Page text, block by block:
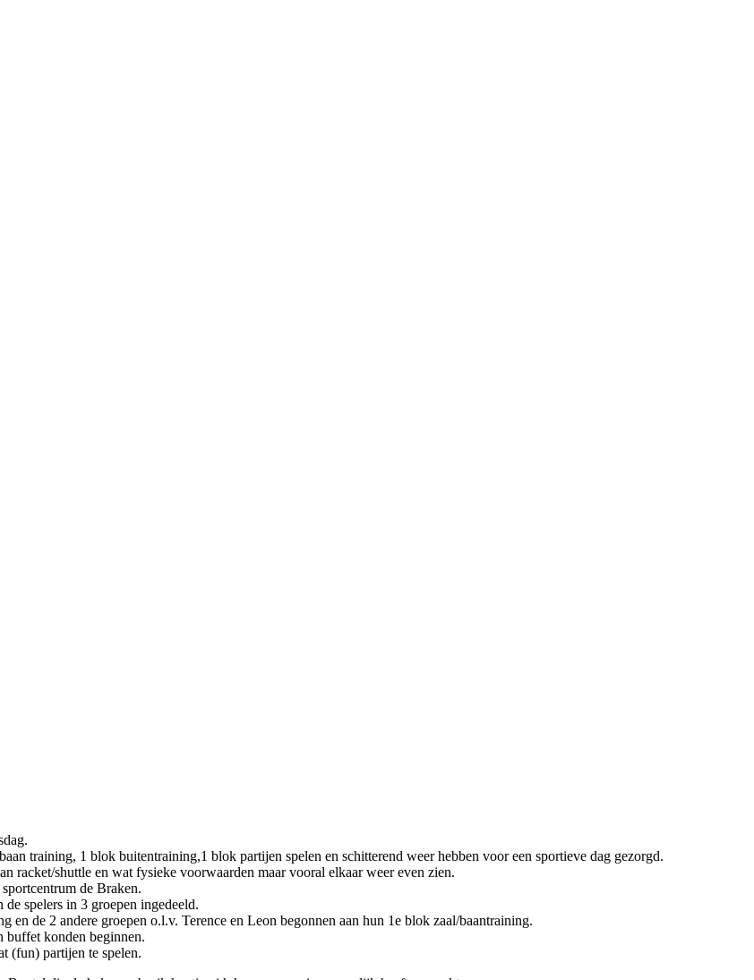
training, 1 blok buitentraining,1 blok partijen spelen en schitterend weer hebben voor een sportieve dag gezorgd.
racket/shuttle en wat fysieke voorwaarden maar vooral elkaar weer even zien.
de Braken.
spelers in 3 groepen ingedeeld.
de 2 andere groepen o.l.v. Terence en Leon begonnen aan hun 1e blok zaal/baantraining.
buffet konden beginnen.
(fun) partijen te spelen.